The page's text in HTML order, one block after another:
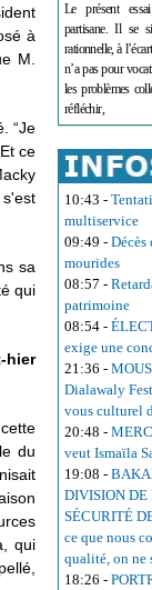
à
M.
“Je
ce
sa
qui
hier
du
qui
Le présent
partisane. Il se
rationnelle, à
n’a pas pour
les problèmes
réfléchir,
10:43 -
multiservice
09:49 -
mourides
08:57 -
patrimoine
08:54 -
exige une
21:36 -
Dialawaly
vous culturel
20:48 -
veut Ismaïla
19:08 -
DIVISION
SÉCURITÉ
ce que nous
qualité, on ne
18:26 -